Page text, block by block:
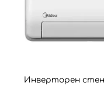
Инверторен